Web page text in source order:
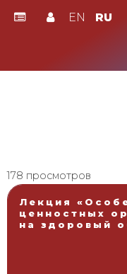
EN RU
178 просмотров
Лекция
ценностных
на здоровый